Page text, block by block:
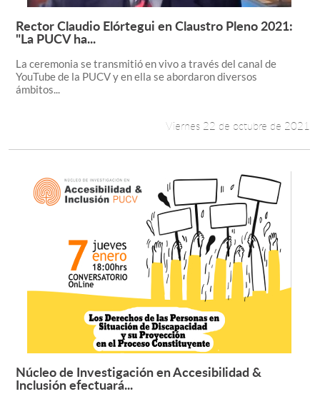
Leer más +
Rector Claudio Elórtegui en Claustro Pleno 2021:
"La PUCV ha...
La ceremonia se transmitió en vivo a través del canal de
YouTube de la PUCV y en ella se abordaron diversos
ámbitos...
Viernes 22 de octubre de 2021
Leer más +
Núcleo de Investigación en Accesibilidad &
Inclusión efectuará...